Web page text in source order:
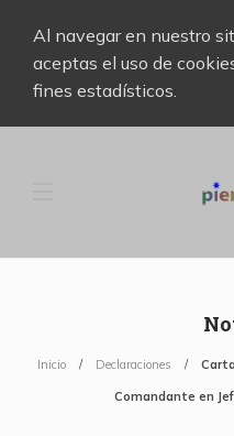
Al navegar en nuestro
aceptas el uso de
fines estadísticos.
Inicio Declaraciones
Comandante en